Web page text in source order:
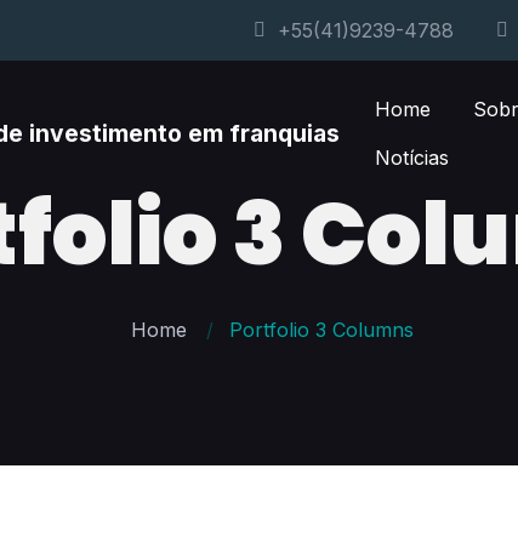
+55(41)9239-4788
Home
Notícias
3
Home Portfolio 3 Columns